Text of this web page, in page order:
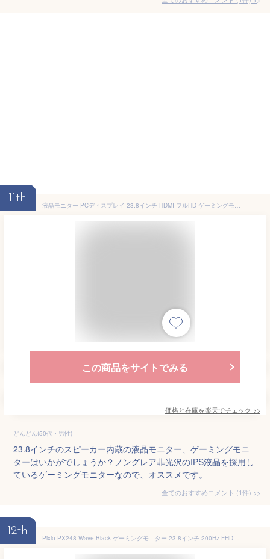
11th
液晶モニター PCディスプレイ 23.8インチ HDMI フルHD ゲーミングモニター PC パソコン ノングレア 非光沢 IPS ブルーライト カット 100Hz 1920×1080 Full HD DP USB Type-c スピーカー内蔵 ヘッドホン端子 薄型 アーム 対応 VESA マウント
この商品をサイトでみる
価格と在庫を楽天でチェック >>
どんどん(50代・男性)
23.8インチのスピーカー内蔵の液晶モニター、ゲーミングモニ
ターはいかがでしょうか？ノングレア非光沢のIPS液晶を採用し
ているゲーミングモニターなので、オススメです。
全てのおすすめコメント (1件) >
12th
Pixio PX248 Wave Black ゲーミングモニター 23.8インチ 200Hz FHD スピーカー内蔵 2年保証 30日間返品保証